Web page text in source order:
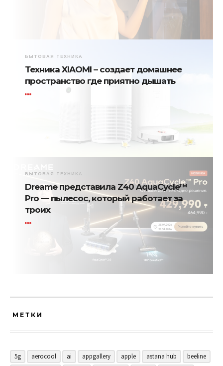
БЫТОВАЯ ТЕХНИКА
Техника XIAOMI – создает домашнее
пространство где приятно дышать
БЫТОВАЯ ТЕХНИКА
Dreame представила Z40 AquaCycle™
Pro — пылесос, который работает за
троих
МЕТКИ
5g aerocool ai appgallery apple astana hub
beeline